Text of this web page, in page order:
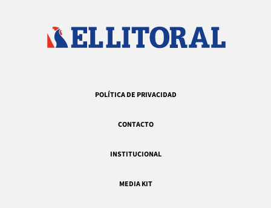
POLÍTICA DE PRIVACIDAD
CONTACTO
INSTITUCIONAL
MEDIA KIT